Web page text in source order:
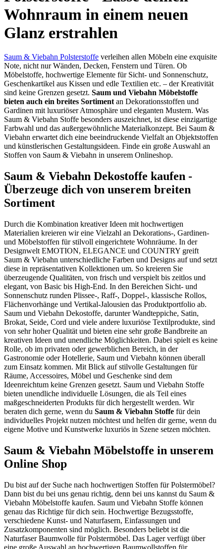
Wohnraum in einem neuen
Glanz erstrahlen
Saum & Viebahn Polsterstoffe verleihen allen Möbeln eine exquisite
Note, nicht nur Wänden, Decken, Fenstern und Türen. Ob
Möbelstoffe, hochwertige Elemente für Sicht- und Sonnenschutz,
Geschenkartikel aus Kissen und edle Textilien etc. – der Kreativität
sind keine Grenzen gesetzt. Saum und Viebahn Möbelstoffe
bieten auch ein breites Sortiment an Dekorationsstoffen und
Gardinen mit luxuriöser Atmosphäre und eleganten Mustern. Was
Saum & Viebahn Stoffe besonders auszeichnet, ist diese einzigartige
Farbwahl und das außergewöhnliche Materialkonzept. Bei Saum &
Viebahn erwartet dich eine beeindruckende Vielfalt an Objektstoffen
und künstlerischen Gestaltungsideen. Finde ein große Auswahl an
Stoffen von Saum & Viebahn in unserem Onlineshop.
Saum & Viebahn Dekostoffe kaufen -
Überzeuge dich von unserem breiten
Sortiment
Durch die Kombination kreativer Ideen mit hochwertigen
Materialien kreieren wir eine Vielzahl an Dekorations-, Gardinen-
und Möbelstoffen für stilvoll eingerichtete Wohnräume. In der
Designwelt EMOTION, ELEGANCE und COUNTRY greift
Saum & Viebahn unterschiedliche Farben und Designs auf und setzt
diese in repräsentativen Kollektionen um. So kreieren Sie
überzeugende Qualitäten, von frisch und verspielt bis zeitlos und
elegant, von Basic bis High-End. In den Bereichen Sicht- und
Sonnenschutz runden Plissee-, Raff-, Doppel-, klassische Rollos,
Flächenvorhänge und Vertikal-Jalousien das Produktportfolio ab.
Saum und Viebahn Dekostoffe, darunter Wandteppiche, Satin,
Brokat, Seide, Cord und viele andere luxuriöse Textilprodukte, sind
von sehr hoher Qualität und bieten eine sehr große Bandbreite an
kreativen Ideen und unendliche Möglichkeiten. Dabei spielt es keine
Rolle, ob im privaten oder gewerblichen Bereich, in der
Gastronomie oder Hotellerie, Saum und Viebahn können überall
zum Einsatz kommen. Mit Blick auf stilvolle Gestaltungen für
Räume, Accessoires, Möbel und Geschenke sind dem
Ideenreichtum keine Grenzen gesetzt. Saum und Viebahn Stoffe
bieten unendliche individuelle Lösungen, die als Teil eines
maßgeschneiderten Produkts für dich hergestellt werden. Wir
beraten dich gerne, wenn du Saum & Viebahn Stoffe für dein
individuelles Projekt nutzen möchtest und helfen dir gerne, wenn du
eigene Motive und Kunstwerke luxuriös in Szene setzen möchten.
Saum & Viebahn Möbelstoffe in unserem
Online Shop
Du bist auf der Suche nach hochwertigen Stoffen für Polstermöbel?
Dann bist du bei uns genau richtig, denn bei uns kannst du Saum &
Viebahn Möbelstoffe kaufen. Saum und Viebahn Stoffe können
genau das Richtige für dich sein. Hochwertige Bezugsstoffe,
verschiedene Kunst- und Naturfasern, Einfassungen und
Zusatzkomponenten sind möglich. Besonders beliebt ist die
Naturfaser Baumwolle für Polstermöbel. Das Lager verfügt über
eine große Auswahl an hochwertigen Baumwollstoffen für